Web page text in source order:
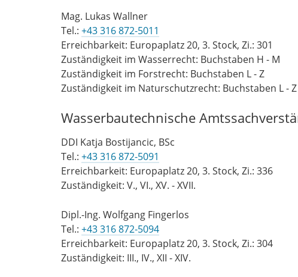
Mag. Lukas Wallner
Tel.: +43 316 872-5011
Erreichbarkeit: Europaplatz 20, 3. Stock, Zi.: 301
Zuständigkeit im Wasserrecht: Buchstaben H - M
Zuständigkeit im Forstrecht: Buchstaben L - Z
Zuständigkeit im Naturschutzrecht: Buchstaben L - Z
Wasserbautechnische
DDI Katja Bostijancic, BSc
Tel.: +43 316 872-5091
Erreichbarkeit: Europaplatz 20, 3. Stock, Zi.: 336
Zuständigkeit: V., VI., XV. - XVII.
Dipl.-Ing. Wolfgang Fingerlos
Tel.: +43 316 872-5094
Erreichbarkeit: Europaplatz 20, 3. Stock, Zi.: 304
Zuständigkeit: III., IV., XII - XIV.